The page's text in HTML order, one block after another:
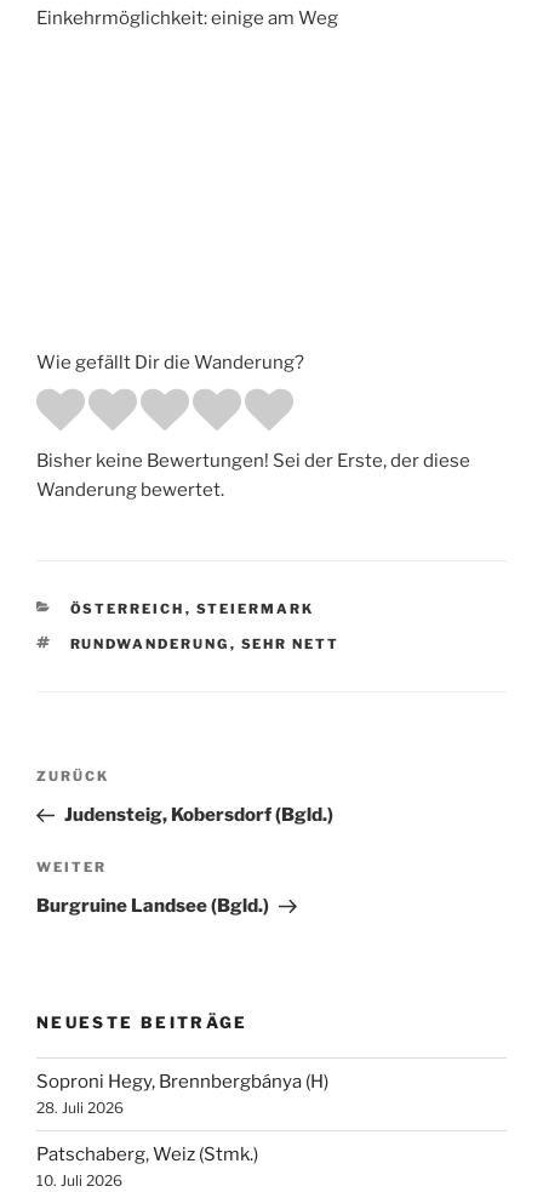
Einkehrmöglichkeit: einige am Weg
Wie gefällt Dir die Wanderung?
Bisher keine Bewertungen! Sei der Erste, der diese
Wanderung bewertet.
KATEGORIEN
ÖSTERREICH , STEIERMARK
SCHLAGWÖRTER
RUNDWANDERUNG , SEHR NETT
Beitragsnavigation
Vorheriger
Beitrag
ZURÜCK
Judensteig, Kobersdorf (Bgld.)
Nächster
Beitrag
WEITER
Burgruine Landsee (Bgld.)
NEUESTE BEITRÄGE
Soproni Hegy, Brennbergbánya (H)
28. Juli 2026
Patschaberg, Weiz (Stmk.)
10. Juli 2026